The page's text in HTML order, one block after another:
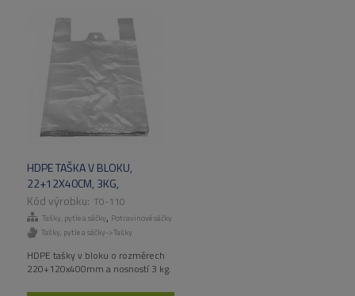
HDPE TAŠKA V BLOKU,
22+12X40CM, 3KG,
100KS/BAL, 2500KS/KART
T0-110
Tašky, pytle a sáčky, Potravinové sáčky
Tašky, pytle a sáčky->Tašky
HDPE tašky v bloku o rozměrech
220+120x400mm a nosností 3 kg.